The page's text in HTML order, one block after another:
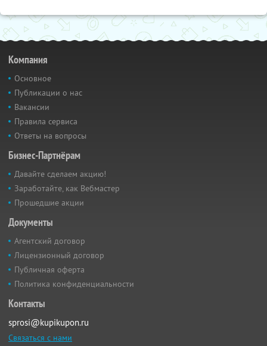
Компания
Основное
Публикации о нас
Вакансии
Правила сервиса
Ответы на вопросы
Бизнес-Партнёрам
Давайте сделаем акцию!
Заработайте, как Вебмастер
Прошедшие акции
Документы
Агентский договор
Лицензионный договор
Публичная оферта
Политика конфиденциальности
Контакты
sprosi@kupikupon.ru
Связаться с нами